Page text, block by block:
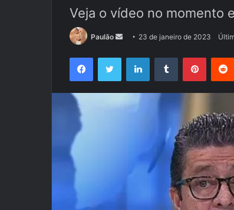
Veja o vídeo no momento
Paulão
Mande
mail
23 de janeiro de 2023
FacebookTwitter LinkedinTumblr Pinterest